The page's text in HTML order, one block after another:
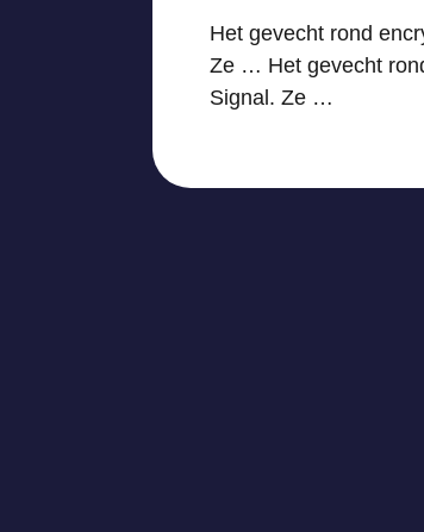
Het gevecht rond
Ze … Het gevecht
Signal. Ze …